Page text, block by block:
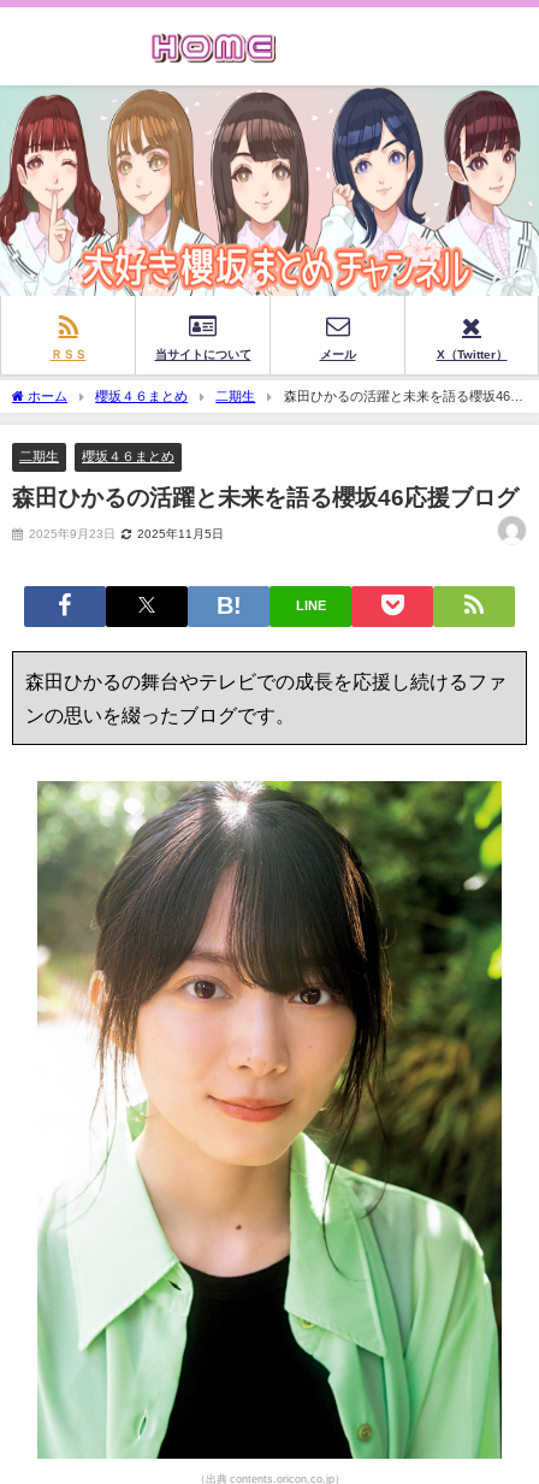
ＲＳＳ 当サイトについて メール X（Twitter）
ホーム 櫻坂４６まとめ 二期生
森田ひかるの活躍と未来を語る櫻坂46応
援ブログ
二期生 櫻坂４６まとめ
森田ひかるの活躍と未来を語る櫻坂46応援ブログ
2025年9月23日 2025年11月5日
LINE
森田ひかるの舞台やテレビでの成長を応援し続けるファ
ンの思いを綴ったブログです。
（出典 contents.oricon.co.jp）